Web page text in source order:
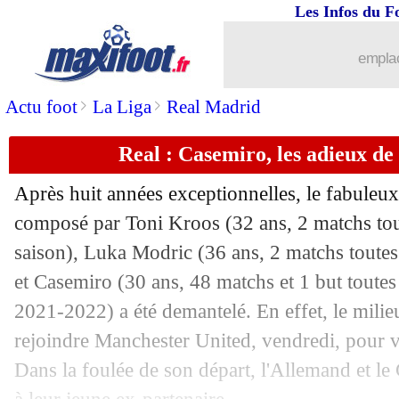
Actu foot> La Liga> Real Madrid
Les Infos du
Real : Casemiro, les adieux
Après huit années exceptionnelles, le
composé par Toni Kroos (32 ans, 2 matchs
saison), Luka Modric (36 ans, 2 matchs
et Casemiro (30 ans, 48 matchs et 1 but
2021-2022) a été demantelé. En effet, le
rejoindre Manchester United, vendredi, pour
Dans la foulée de son départ, l'Allemand et
OM: la folle rumeur Ronaldo
20/08 Ang.
20/08 PSG: sans Navas à Lille
20/08 Man City : Sterling vide son sac
20/08 Barça : Xavi lassé par le mercato
20/08 Séville: Troyes courtise Rony Lopes
20/08 Man Utd : Saha irrité par Ronaldo
20/08 Barça: Umtiti vers un promu de